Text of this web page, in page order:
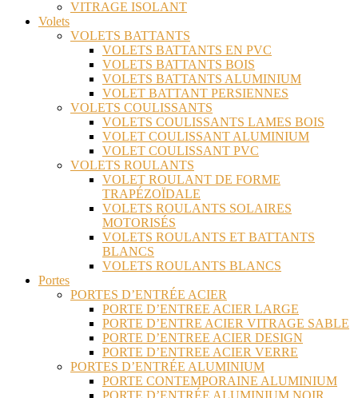
VITRAGE ISOLANT
Volets
VOLETS BATTANTS
VOLETS BATTANTS EN PVC
VOLETS BATTANTS BOIS
VOLETS BATTANTS ALUMINIUM
VOLET BATTANT PERSIENNES
VOLETS COULISSANTS
VOLETS COULISSANTS LAMES BOIS
VOLET COULISSANT ALUMINIUM
VOLET COULISSANT PVC
VOLETS ROULANTS
VOLET ROULANT DE FORME
TRAPÉZOÏDALE
VOLETS ROULANTS SOLAIRES
MOTORISÉS
VOLETS ROULANTS ET BATTANTS
BLANCS
VOLETS ROULANTS BLANCS
Portes
PORTES D’ENTRÉE ACIER
PORTE D’ENTREE ACIER LARGE
PORTE D’ENTRE ACIER VITRAGE SABLE
PORTE D’ENTREE ACIER DESIGN
PORTE D’ENTREE ACIER VERRE
PORTES D’ENTRÉE ALUMINIUM
PORTE CONTEMPORAINE ALUMINIUM